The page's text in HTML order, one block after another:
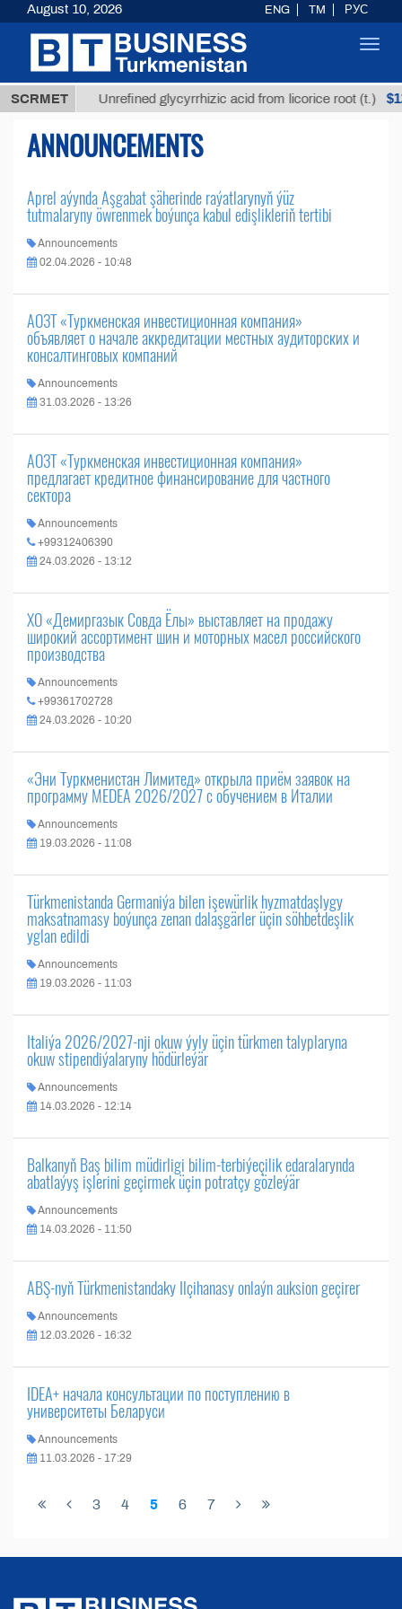
SCRMET
ТМТ Unrefined glycyrrhizic acid from licorice root (t.)
ANNOUNCEMENTS
Aprel aýynda Aşgabat şäherinde raýatlarynyň ýüz
tutmalaryny öwrenmek boýunça kabul edişlikleriň tertibi
Announcements
02.04.2026 - 10:48
АОЗТ «Туркменская инвестиционная компания»
объявляет о начале аккредитации местных аудиторских и
консалтинговых компаний
Announcements
31.03.2026 - 13:26
АОЗТ «Туркменская инвестиционная компания»
предлагает кредитное финансирование для частного
сектора
Announcements
+99312406390
24.03.2026 - 13:12
ХО «Демиргазык Совда Ёлы» выставляет на продажу
широкий ассортимент шин и моторных масел российского
производства
Announcements
+99361702728
24.03.2026 - 10:20
«Эни Туркменистан Лимитед» открыла приём заявок на
программу MEDEA 2026/2027 с обучением в Италии
Announcements
19.03.2026 - 11:08
Türkmenistanda Germaniýa bilen işewürlik hyzmatdaşlygy
maksatnamasy boýunça zenan dalaşgärler üçin söhbetdeşlik
yglan edildi
Announcements
19.03.2026 - 11:03
Italiýa 2026/2027-nji okuw ýyly üçin türkmen talyplaryna
okuw stipendiýalaryny hödürleýär
Announcements
14.03.2026 - 12:14
Balkanyň Baş bilim müdirligi bilim-terbiýeçilik edaralarynda
abatlaýyş işlerini geçirmek üçin potratçy gözleýär
Announcements
14.03.2026 - 11:50
ABŞ-nyň Türkmenistandaky Ilçihanasy onlaýn auksion geçirer
Announcements
12.03.2026 - 16:32
IDEA+ начала консультации по поступлению в
университеты Беларуси
Announcements
11.03.2026 - 17:29
3 4 5 6 7
August 10, 2026 ENG TM РУС